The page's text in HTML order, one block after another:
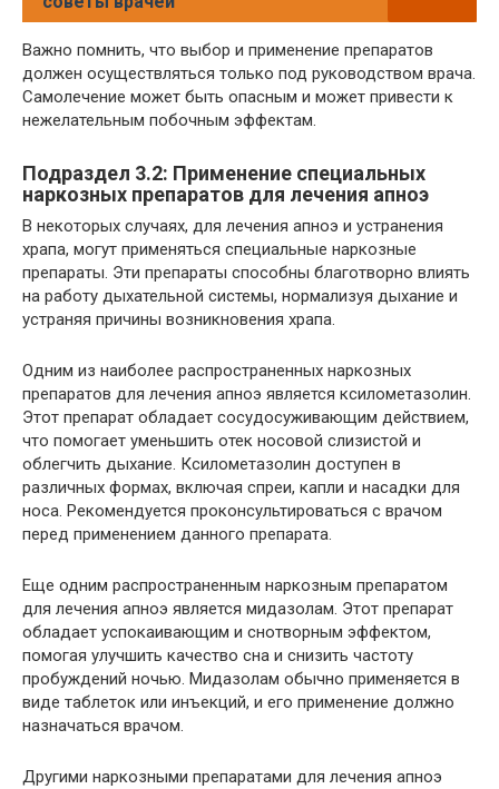
Важно помнить, что выбор и применение препаратов
должен осуществляться только под руководством врача.
Самолечение может быть опасным и может привести к
нежелательным побочным эффектам.
Подраздел 3.2: Применение специальных
наркозных препаратов для лечения апноэ
В некоторых случаях, для лечения апноэ и устранения
храпа, могут применяться специальные наркозные
препараты. Эти препараты способны благотворно влиять
на работу дыхательной системы, нормализуя дыхание и
устраняя причины возникновения храпа.
Одним из наиболее распространенных наркозных
препаратов для лечения апноэ является ксилометазолин.
Этот препарат обладает сосудосуживающим действием,
что помогает уменьшить отек носовой слизистой и
облегчить дыхание. Ксилометазолин доступен в
различных формах, включая спреи, капли и насадки для
носа. Рекомендуется проконсультироваться с врачом
перед применением данного препарата.
Еще одним распространенным наркозным препаратом
для лечения апноэ является мидазолам. Этот препарат
обладает успокаивающим и снотворным эффектом,
помогая улучшить качество сна и снизить частоту
пробуждений ночью. Мидазолам обычно применяется в
виде таблеток или инъекций, и его применение должно
назначаться врачом.
Другими наркозными препаратами для лечения апноэ